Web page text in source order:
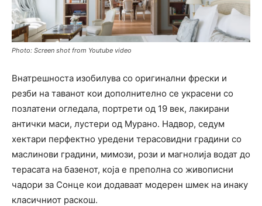
Photo: Screen shot from Youtube video
Внатрешноста изобилува со оригинални фрески и
резби на таванот кои дополнително се украсени со
позлатени огледала, портрети од 19 век, лакирани
антички маси, лустери од Мурано. Надвор, седум
хектари перфектно уредени терасовидни градини со
маслинови градини, мимози, рози и магнолија водат до
терасата на базенот, која е преполна со живописни
чадори за Сонце кои додаваат модерен шмек на инаку
класичниот раскош.